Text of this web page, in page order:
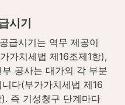
시기
급시기는 역무 제공이
가치세법 제16조제1항),
공사는 대가의 각 부분
다(부가가치세법 제16
즉 기성청구 단계마다